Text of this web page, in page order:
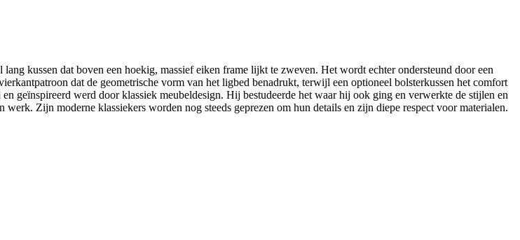
kussen dat boven een hoekig, massief eiken frame lijkt te zweven. Het wordt echter ondersteund door een
dat de geometrische vorm van het ligbed benadrukt, terwijl een optioneel bolsterkussen het comfort
geïnspireerd werd door klassiek meubeldesign. Hij bestudeerde het waar hij ook ging en verwerkte de stijlen en
Zijn moderne klassiekers worden nog steeds geprezen om hun details en zijn diepe respect voor materialen.